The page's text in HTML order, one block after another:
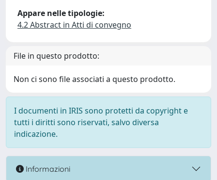
Appare nelle tipologie:
4.2 Abstract in Atti di convegno
File in questo prodotto:
Non ci sono file associati a questo prodotto.
I documenti in IRIS sono protetti da copyright e
tutti i diritti sono riservati, salvo diversa
indicazione.
Informazioni